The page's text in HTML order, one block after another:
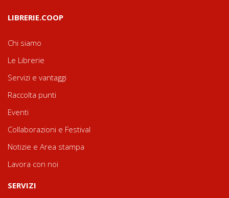
LIBRERIE.COOP
Chi siamo
Le Librerie
Servizi e vantaggi
Raccolta punti
Eventi
Collaborazioni e Festival
Notizie e Area stampa
Lavora con noi
SERVIZI